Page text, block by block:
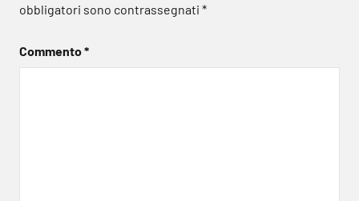
obbligatori sono contrassegnati *
Commento*